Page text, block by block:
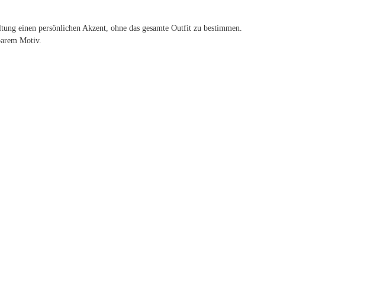
einen persönlichen Akzent, ohne das gesamte Outfit zu bestimmen.
Motiv.